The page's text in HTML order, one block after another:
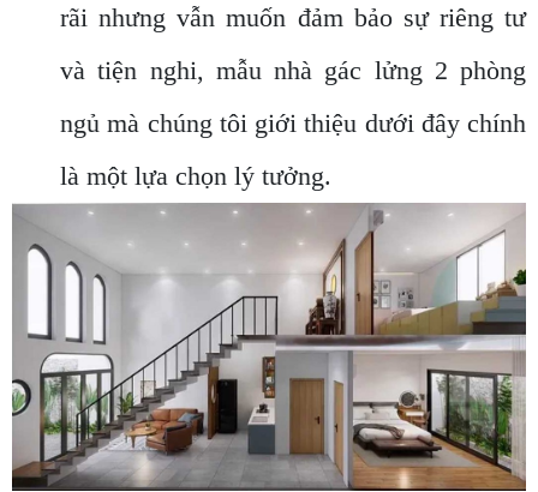
rãi nhưng vẫn muốn đảm bảo sự riêng tư
và tiện nghi, mẫu nhà gác lửng 2 phòng
ngủ mà chúng tôi giới thiệu dưới đây chính
là một lựa chọn lý tưởng.